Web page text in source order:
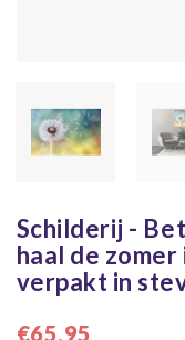
Schilderij -
haal de zomer
verpakt in
€65,95